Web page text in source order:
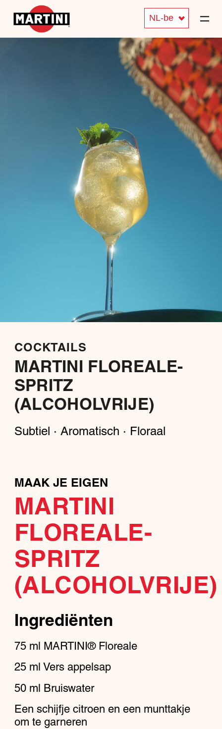
NL-be
COCKTAILS
MARTINI FLOREALE-
SPRITZ
(ALCOHOLVRIJE)
Subtiel · Aromatisch · Floraal
MAAK JE EIGEN
MARTINI
FLOREALE-
SPRITZ
(ALCOHOLVRIJE)
Ingrediënten
75 ml MARTINI® Floreale
25 ml Vers appelsap
50 ml Bruiswater
Een schijfje citroen en een munttakje
om te garneren